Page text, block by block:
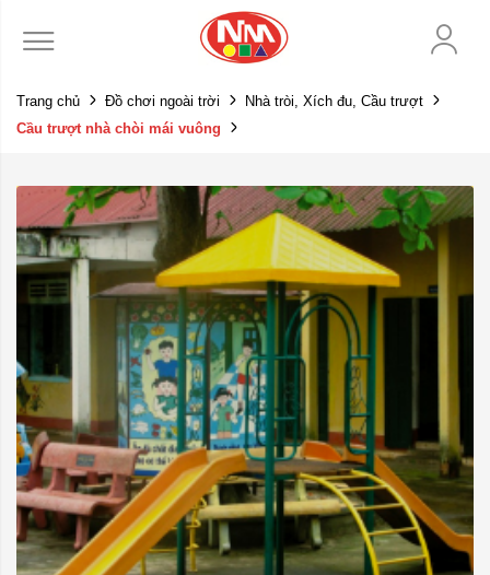
Trang chủ Đồ chơi ngoài trời
Nhà tròi, Xích đu, Cầu trượt
Cầu trượt nhà chòi mái vuông